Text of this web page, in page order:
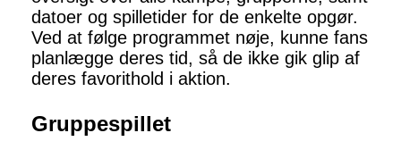
datoer og spilletider for de enkelte opgør.
Ved at følge programmet nøje, kunne fans
planlægge deres tid, så de ikke gik glip af
deres favorithold i aktion.
Gruppespillet